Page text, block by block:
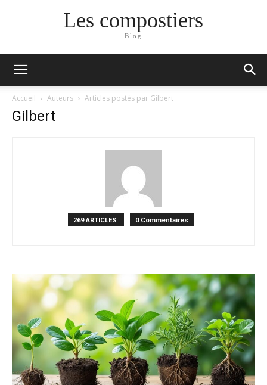
Les compostiers
Blog
Accueil Auteurs Articles postés par Gilbert
Gilbert
269 ARTICLES 0 Commentaires